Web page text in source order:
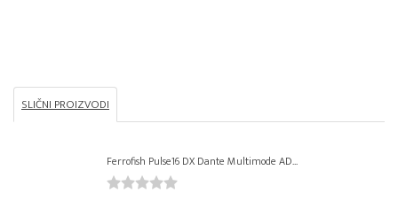
SLIČNI PROIZVODI
Ferrofish Pulse16 DX Dante Multimode AD...